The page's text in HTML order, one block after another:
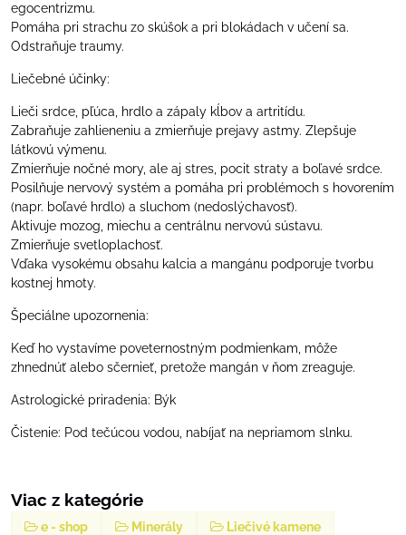
egocentrizmu.
Pomáha pri strachu zo skúšok a pri blokádach v učení sa.
Odstraňuje traumy.
Liečebné účinky:
Lieči srdce, pľúca, hrdlo a zápaly kĺbov a artritídu.
Zabraňuje zahlieneniu a zmierňuje prejavy astmy. Zlepšuje
látkovú výmenu.
Zmierňuje nočné mory, ale aj stres, pocit straty a boľavé srdce.
Posilňuje nervový systém a pomáha pri problémoch s hovorením
(napr. boľavé hrdlo) a sluchom (nedoslýchavosť).
Aktivuje mozog, miechu a centrálnu nervovú sústavu.
Zmierňuje svetloplachosť.
Vďaka vysokému obsahu kalcia a mangánu podporuje tvorbu
kostnej hmoty.
Špeciálne upozornenia:
Keď ho vystavíme poveternostným podmienkam, môže
zhnednúť alebo sčernieť, pretože mangán v ňom zreaguje.
Astrologické priradenia: Býk
Čistenie: Pod tečúcou vodou, nabíjať na nepriamom slnku.
Viac z kategórie
e - shop Minerály Liečivé kamene